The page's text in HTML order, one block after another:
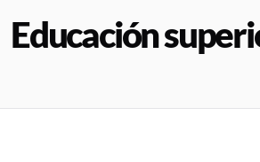
Educación